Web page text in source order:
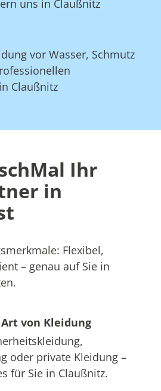
uns in Claußnitz
vor Wasser, Schmutz
Claußnitz
Ihr
in
Flexibel,
– genau auf Sie in
von Kleidung
oder private Kleidung –
für Sie in Claußnitz.